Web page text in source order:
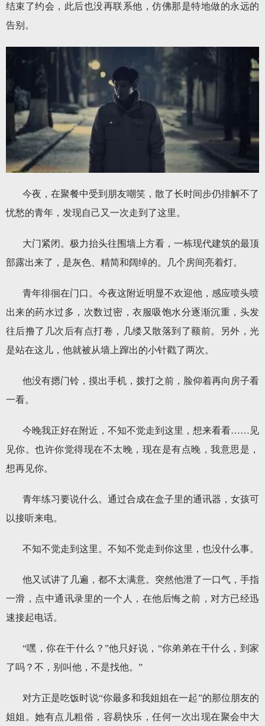
结束了约会，此后也没再联系他，仿佛那是特地做的永远的
告别。
今夜，在聚餐中受到朋友嘲笑，散了长时间步仍排解不了
忧愁的青年，发现自己又一次走到了这里。
大门紧闭。极力抬头往围墙上方看，一栋现代建筑的最顶
部露出来了，是灰色、精简和阔绰的。几个房间亮着灯。
青年徘徊在门口。今夜这附近明显不欢迎他，感应喷头喷
出来的药水过多，次数过密，衣服吸饱水分逐渐沉重，头发
往后撸了几次后有点打卷，几缕又散落到了额前。另外，光
是站在这儿，他就被从墙上蹿出的小针戳了两次。
他没有摁门铃，摸出手机，拨打之前，脸仰着再向房子看
一看。
今晚我正好在附近，不知不觉走到这里，想来看看……见
见你。也许你觉得现在不太晚，现在是有点晚，我意思是，
想再见你。
青年练习要说什么。通过合成在盒子里的通讯器，女孩可
以接听来电。
不知不觉走到这里。不知不觉走到你这里，也没什么事。
他又试讲了几遍，都不太满意。突然他泄了一口气，手指
一滑，点中通讯录里的一个人，在他后悔之前，对方已经迅
速接起电话。
“嘿，你在干什么？”他只好说，“你弟弟在干什么，到家
了吗？不，别叫他，不是找他。”
对方正是吃饭时说“你最多和我姐姐在一起”的那位朋友的
姐姐。她有点儿粗俗，容易快乐，任何一次出现在聚会中大